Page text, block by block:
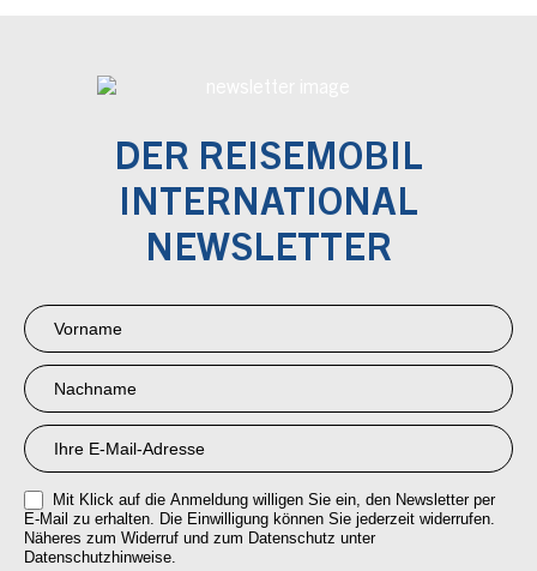
DER REISEMOBIL
INTERNATIONAL
NEWSLETTER
Newsletter
Anmeldung
RMI
Mit Klick auf die Anmeldung willigen Sie ein, den Newsletter per
E-Mail zu erhalten. Die Einwilligung können Sie jederzeit widerrufen.
Näheres zum Widerruf und zum Datenschutz unter
Datenschutzhinweise.